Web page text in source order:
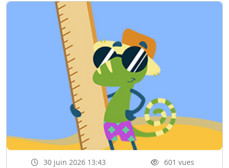
30 juin 2026 13:43
601 vues